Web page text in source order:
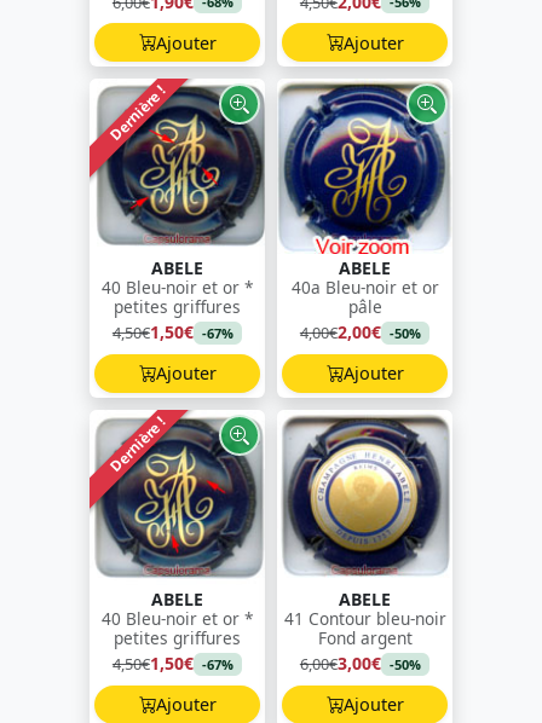
Ajouter Ajouter
Dernière !
ABELE
40 Bleu-noir et or *
petites griffures
4,50€1,50€ -67%
Ajouter
ABELE
40a Bleu-noir et or
pâle
4,00€2,00€ -50%
Ajouter
Dernière !
ABELE
40 Bleu-noir et or *
petites griffures
4,50€1,50€ -67%
Ajouter
ABELE
41 Contour bleu-noir
Fond argent
6,00€3,00€ -50%
Ajouter